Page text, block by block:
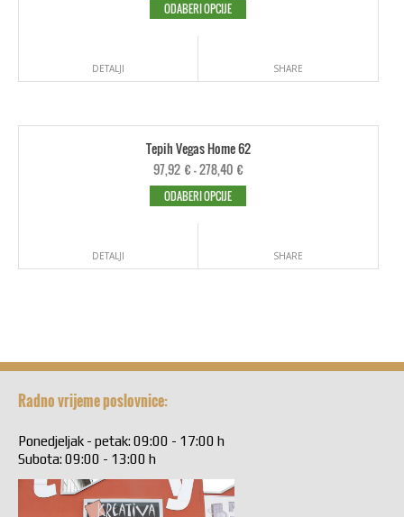
ODABERI OPCIJE
DETALJI SHARE
Tepih Vegas Home 62
97,92 €–278,40 €
ODABERI OPCIJE
DETALJI SHARE
Radno vrijeme poslovnice:
Ponedjeljak - petak: 09:00 - 17:00 h
Subota: 09:00 - 13:00 h